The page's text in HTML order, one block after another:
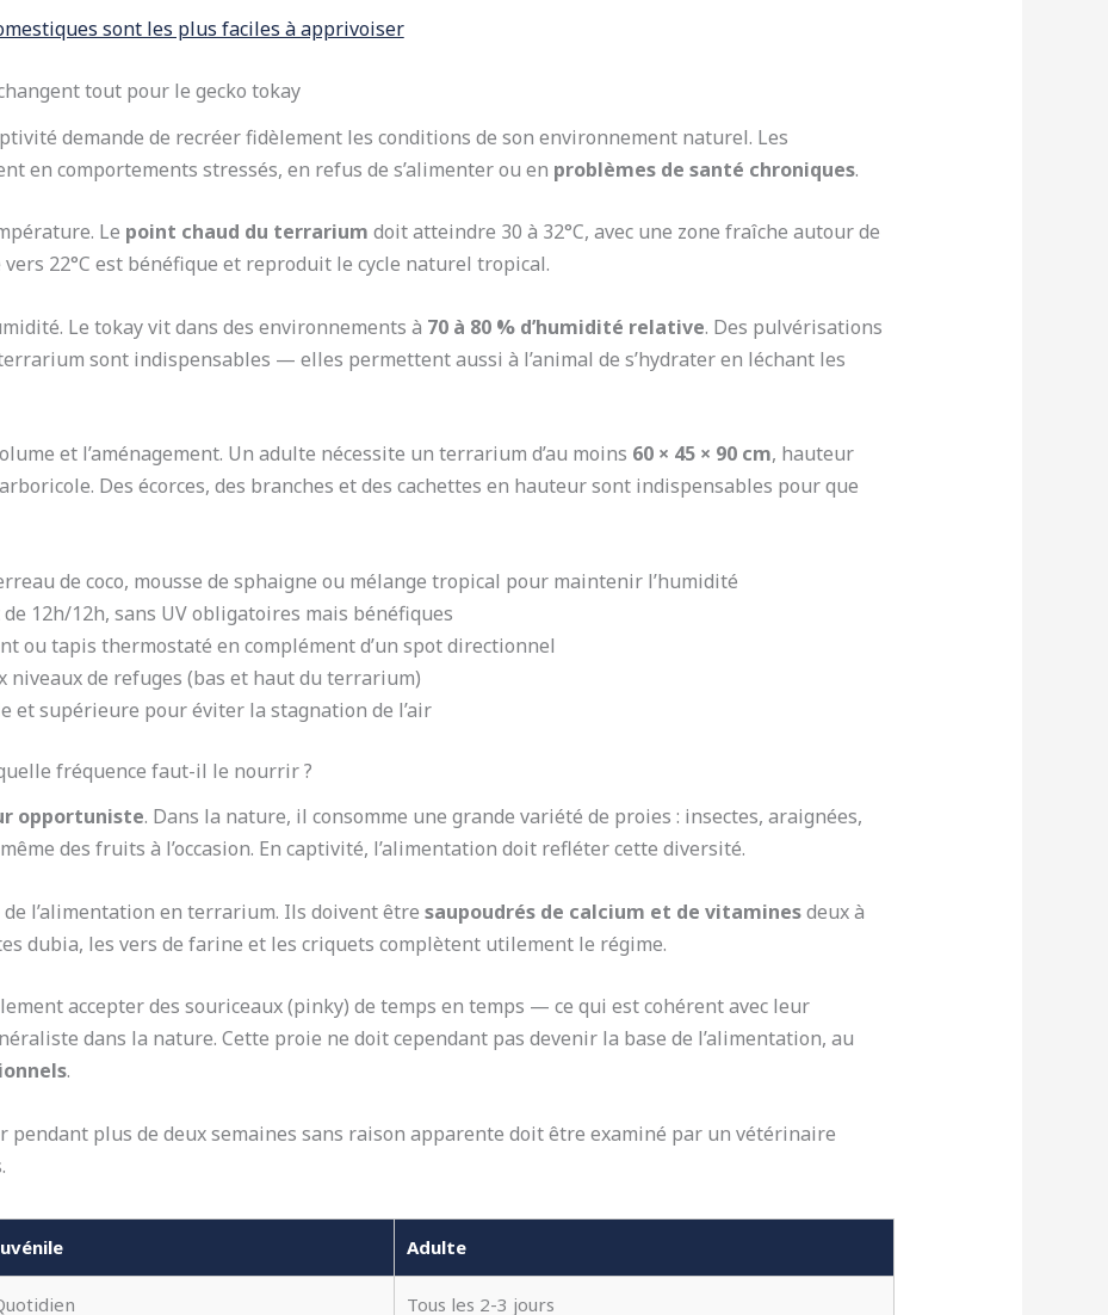
sont les plus faciles à apprivoiser
tout pour le gecko tokay
demande de recréer fidèlement les conditions de son environnement naturel. Les
en comportements stressés, en refus de s’alimenter ou en problèmes de santé chroniques.
Le point chaud du terrarium doit atteindre 30 à 32°C, avec une zone fraîche autour de
vers 22°C est bénéfique et reproduit le cycle naturel tropical.
Le tokay vit dans des environnements à 70 à 80 % d’humidité relative. Des pulvérisations
sont indispensables — elles permettent aussi à l’animal de s’hydrater en léchant les
et l’aménagement. Un adulte nécessite un terrarium d’au moins 60 × 45 × 90 cm, hauteur
Des écorces, des branches et des cachettes en hauteur sont indispensables pour que
de coco, mousse de sphaigne ou mélange tropical pour maintenir l’humidité
12h/12h, sans UV obligatoires mais bénéfiques
ou tapis thermostaté en complément d’un spot directionnel
niveaux de refuges (bas et haut du terrarium)
et supérieure pour éviter la stagnation de l’air
fréquence faut-il le nourrir ?
opportuniste. Dans la nature, il consomme une grande variété de proies : insectes, araignées,
des fruits à l’occasion. En captivité, l’alimentation doit refléter cette diversité.
l’alimentation en terrarium. Ils doivent être saupoudrés de calcium et de vitaminesdeux à
dubia, les vers de farine et les criquets complètent utilement le régime.
accepter des souriceaux (pinky) de temps en temps — ce qui est cohérent avec leur
dans la nature. Cette proie ne doit cependant pas devenir la base de l’alimentation, au
.
pendant plus de deux semaines sans raison apparente doit être examiné par un vétérinaire
Adulte
Tous les 2-3 jours